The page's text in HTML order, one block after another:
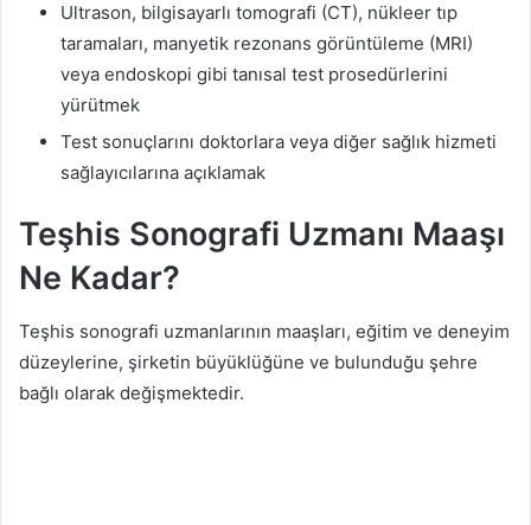
Ultrason, bilgisayarlı tomografi (CT), nükleer tıp
taramaları, manyetik rezonans görüntüleme (MRI)
veya endoskopi gibi tanısal test prosedürlerini
yürütmek
Test sonuçlarını doktorlara veya diğer sağlık hizmeti
sağlayıcılarına açıklamak
Teşhis Sonografi Uzmanı Maaşı
Ne Kadar?
Teşhis sonografi uzmanlarının maaşları, eğitim ve deneyim
düzeylerine, şirketin büyüklüğüne ve bulunduğu şehre
bağlı olarak değişmektedir.